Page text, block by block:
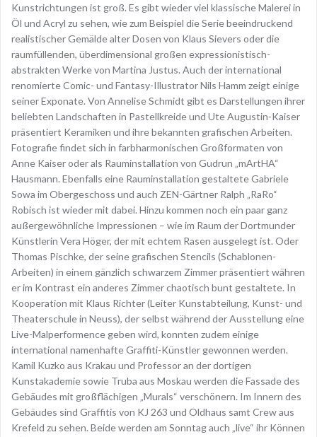
Kunstrichtungen ist groß. Es gibt wieder viel klassische Malerei in
Öl und Acryl zu sehen, wie zum Beispiel die Serie beeindruckend
realistischer Gemälde alter Dosen von Klaus Sievers oder die
raumfüllenden, überdimensional großen expressionistisch-
abstrakten Werke von Martina Justus. Auch der international
renomierte Comic- und Fantasy-Illustrator Nils Hamm zeigt einige
seiner Exponate. Von Annelise Schmidt gibt es Darstellungen ihrer
beliebten Landschaften in Pastellkreide und Ute Augustin-Kaiser
präsentiert Keramiken und ihre bekannten grafischen Arbeiten.
Fotografie findet sich in farbharmonischen Großformaten von
Anne Kaiser oder als Rauminstallation von Gudrun „mArtHA“
Hausmann. Ebenfalls eine Rauminstallation gestaltete Gabriele
Sowa im Obergeschoss und auch ZEN-Gärtner Ralph „RaRo“
Robisch ist wieder mit dabei. Hinzu kommen noch ein paar ganz
außergewöhnliche Impressionen – wie im Raum der Dortmunder
Künstlerin Vera Höger, der mit echtem Rasen ausgelegt ist. Oder
Thomas Pischke, der seine grafischen Stencils (Schablonen-
Arbeiten) in einem gänzlich schwarzem Zimmer präsentiert währen
er im Kontrast ein anderes Zimmer chaotisch bunt gestaltete. In
Kooperation mit Klaus Richter (Leiter Kunstabteilung, Kunst- und
Theaterschule in Neuss), der selbst während der Ausstellung eine
Live-Malperformence geben wird, konnten zudem einige
international namenhafte Graffiti-Künstler gewonnen werden.
Kamil Kuzko aus Krakau und Professor an der dortigen
Kunstakademie sowie Truba aus Moskau werden die Fassade des
Gebäudes mit großflächigen „Murals“ verschönern. Im Innern des
Gebäudes sind Graffitis von KJ 263 und Oldhaus samt Crew aus
Krefeld zu sehen. Beide werden am Sonntag auch „live“ ihr Können